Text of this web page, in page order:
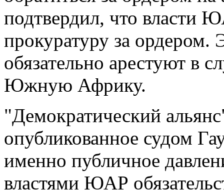
подтвердил, что власти
прокуратуру за ордером.
обязательно арестуют в
Южную Африку.
"Демократический
опубликованное судом
именно публичное
властями ЮАР